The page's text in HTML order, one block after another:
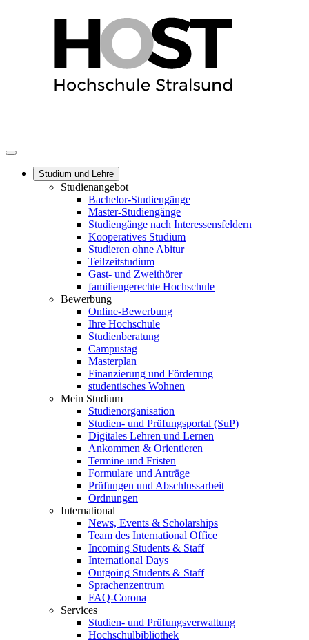
Studium und Lehre
Studienangebot
Bachelor-Studiengänge
Master-Studiengänge
Studiengänge nach Interessensfeldern
Kooperatives Studium
Studieren ohne Abitur
Teilzeitstudium
Gast- und Zweithörer
familiengerechte Hochschule
Bewerbung
Online-Bewerbung
Ihre Hochschule
Studienberatung
Campustag
Masterplan
Finanzierung und Förderung
studentisches Wohnen
Mein Studium
Studienorganisation
Studien- und Prüfungsportal (SuP)
Digitales Lehren und Lernen
Ankommen & Orientieren
Termine und Fristen
Formulare und Anträge
Prüfungen und Abschlussarbeit
Ordnungen
International
News, Events & Scholarships
Team des International Office
Incoming Students & Staff
International Days
Outgoing Students & Staff
Sprachenzentrum
FAQ-Corona
Services
Studien- und Prüfungsverwaltung
Hochschulbibliothek